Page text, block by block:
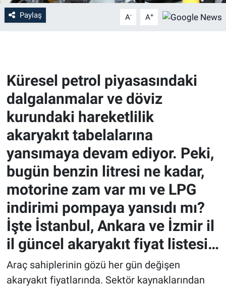
Paylaş A- A+
Küresel petrol piyasasındaki
dalgalanmalar ve döviz
kurundaki hareketlilik
akaryakıt tabelalarına
yansımaya devam ediyor. Peki,
bugün benzin litresi ne kadar,
motorine zam var mı ve LPG
indirimi pompaya yansıdı mı?
İşte İstanbul, Ankara ve İzmir il
il güncel akaryakıt fiyat listesi…
Araç sahiplerinin gözü her gün değişen
akaryakıt fiyatlarında. Sektör kaynaklarından